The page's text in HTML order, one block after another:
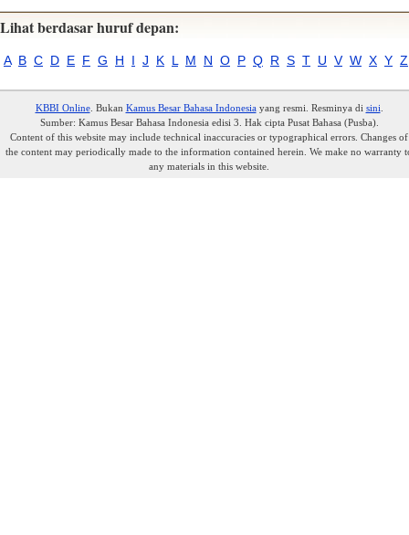
Lihat berdasar huruf depan:
A B C D E F G H I J K L M N O P Q R S T U V W X Y Z
KBBI Online. Bukan Kamus Besar Bahasa Indonesiayang resmi. Resminya di sini
Sumber: Kamus Besar Bahasa Indonesia edisi 3. Hak cipta Pusat Bahasa (Pusba).
Content of this website may include technical inaccuracies or typographical errors. Changes of
the content may periodically made to the information contained herein. We make no warranty
any materials in this website.